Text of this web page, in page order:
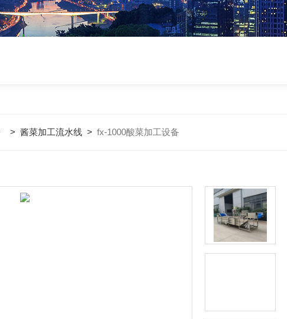
> 酱菜加工流水线> fx-1000酸菜加工设备